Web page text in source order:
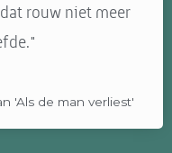
rouw niet meer
'Als de man verliest'